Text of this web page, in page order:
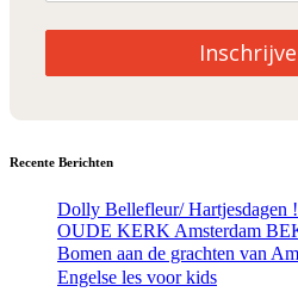
Recente Berichten
Dolly Bellefleur/ Hartjesdagen !
OUDE KERK Amsterdam
Bomen aan de grachten van
Engelse les voor kids